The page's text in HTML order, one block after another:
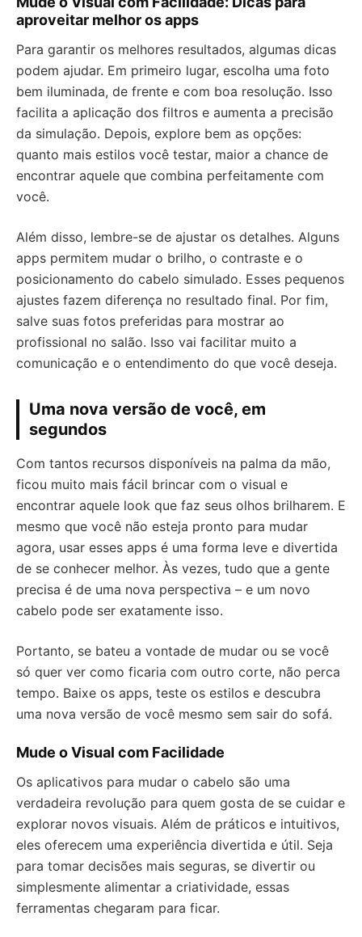
aproveitar melhor os apps
Para garantir os melhores resultados, algumas dicas
podem ajudar. Em primeiro lugar, escolha uma foto
bem iluminada, de frente e com boa resolução. Isso
facilita a aplicação dos filtros e aumenta a precisão
da simulação. Depois, explore bem as opções:
quanto mais estilos você testar, maior a chance de
encontrar aquele que combina perfeitamente com
você.
Além disso, lembre-se de ajustar os detalhes. Alguns
apps permitem mudar o brilho, o contraste e o
posicionamento do cabelo simulado. Esses pequenos
ajustes fazem diferença no resultado final. Por fim,
salve suas fotos preferidas para mostrar ao
profissional no salão. Isso vai facilitar muito a
comunicação e o entendimento do que você deseja.
Uma nova versão de você, em
segundos
Com tantos recursos disponíveis na palma da mão,
ficou muito mais fácil brincar com o visual e
encontrar aquele look que faz seus olhos brilharem. E
mesmo que você não esteja pronto para mudar
agora, usar esses apps é uma forma leve e divertida
de se conhecer melhor. Às vezes, tudo que a gente
precisa é de uma nova perspectiva – e um novo
cabelo pode ser exatamente isso.
Portanto, se bateu a vontade de mudar ou se você
só quer ver como ficaria com outro corte, não perca
tempo. Baixe os apps, teste os estilos e descubra
uma nova versão de você mesmo sem sair do sofá.
Mude o Visual com Facilidade
Os aplicativos para mudar o cabelo são uma
verdadeira revolução para quem gosta de se cuidar e
explorar novos visuais. Além de práticos e intuitivos,
eles oferecem uma experiência divertida e útil. Seja
para tomar decisões mais seguras, se divertir ou
simplesmente alimentar a criatividade, essas
ferramentas chegaram para ficar.